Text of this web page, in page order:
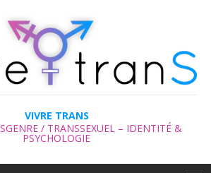
VIVRE TRANS
/ TRANSSEXUEL – IDENTITÉ &
PSYCHOLOGIE